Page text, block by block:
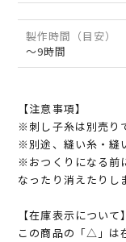
製作時間（目安）
～9時間
【注意事項】
※刺し子糸は別売り
※別途、縫い糸・縫
※おつくりになる前
なったり消えたりし
【在庫表示について】
この商品の「△」は